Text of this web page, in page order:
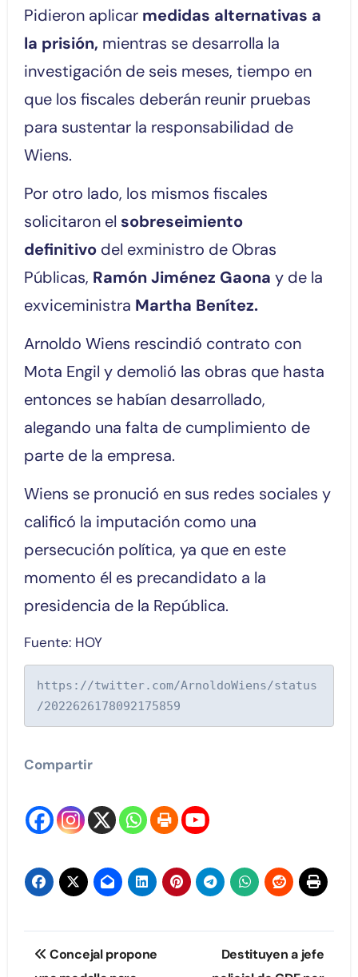
Pidieron aplicar medidas alternativas a
la prisión, mientras se desarrolla la
investigación de seis meses, tiempo en
que los fiscales deberán reunir pruebas
para sustentar la responsabilidad de
Wiens.
Por otro lado, los mismos fiscales
solicitaron el sobreseimiento
definitivodel exministro de Obras
Públicas, Ramón Jiménez Gaona y de la
exviceministra Martha Benítez.
Arnoldo Wiens rescindió contrato con
Mota Engil y demolió las obras que hasta
entonces se habían desarrollado,
alegando una falta de cumplimiento de
parte de la empresa.
Wiens se pronució en sus redes sociales y
calificó la imputación como una
persecución política, ya que en este
momento él es precandidato a la
presidencia de la República.
Fuente: HOY
https://twitter.com/ArnoldoWiens/status
/2022626178092175859
Compartir
Navegación
Concejal propone
Destituyen a jefe